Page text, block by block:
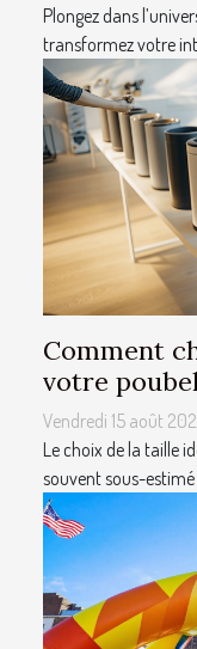
Plongez dans
transformez votre
Comment
votre
Vendredi 15 août
Le choix de la taille
souvent sous-estimé